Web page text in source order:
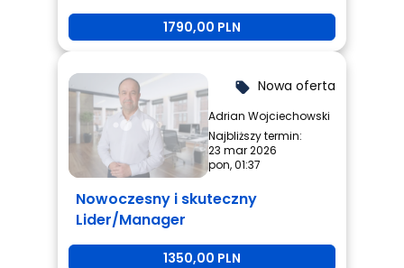
1790,00 PLN
local_offer Nowa oferta
Adrian Wojciechowski
Najbliższy termin:
23 mar 2026
pon, 01:37
Nowoczesny i skuteczny
Lider/Manager
1350,00 PLN